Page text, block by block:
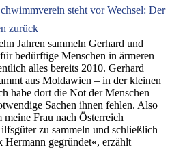
steht vor Wechsel: Der
zurück
Jahren sammeln Gerhard und
bedürftige Menschen in ärmeren
alles bereits 2010. Gerhard
aus Moldawien – in der kleinen
habe dort die Not der Menschen
Sachen ihnen fehlen. Also
Frau nach Österreich
zu sammeln und schließlich
gegründet«, erzählt